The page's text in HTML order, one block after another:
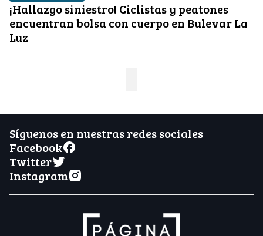
¡Hallazgo siniestro! Ciclistas y peatones
encuentran bolsa con cuerpo en Bulevar La
Luz
Síguenos en nuestras redes sociales
Facebook
Twitter
Instagram